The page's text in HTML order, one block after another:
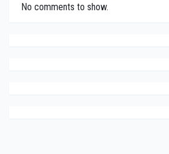
No comments to show.